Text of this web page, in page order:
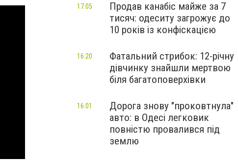
Продав канабіс майже за 7
тисяч: одеситу загрожує до
10 років із конфіскацією
17:05
Фатальний стрибок: 12-річну
дівчинку знайшли мертвою
біля багатоповерхівки
16:20
Дорога знову "проковтнула"
авто: в Одесі легковик
повністю провалився під
землю
16:01